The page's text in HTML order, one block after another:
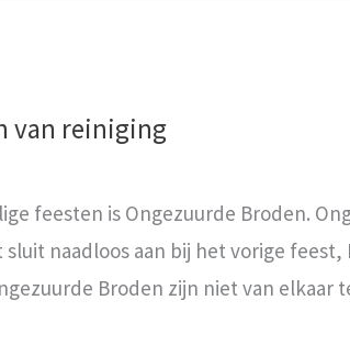
van reiniging
feesten is Ongezuurde Broden.
naadloos aan bij het vorige feest,
Broden zijn niet van elkaar